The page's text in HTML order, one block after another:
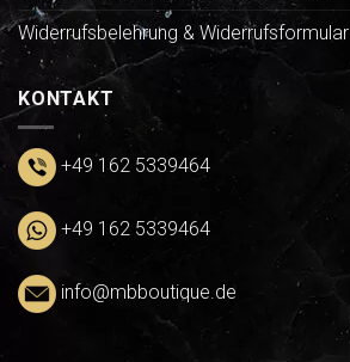
Widerrufsbelehrung & Widerrufsformular
KONTAKT
+49 162 5339464
+49 162 5339464
info@mbboutique.de